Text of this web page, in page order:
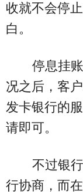
收就不会停
白。
停息挂
况之后，客
发卡银行的
请即可。
不过银
行协商，而